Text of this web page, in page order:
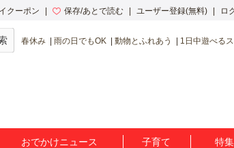
クーポン 保存/あとで読む ユーザー登録(無料) ロ
春休み 雨の日でもOK 動物とふれあう 1日中遊べる
おでかけニュース 子育て 特集